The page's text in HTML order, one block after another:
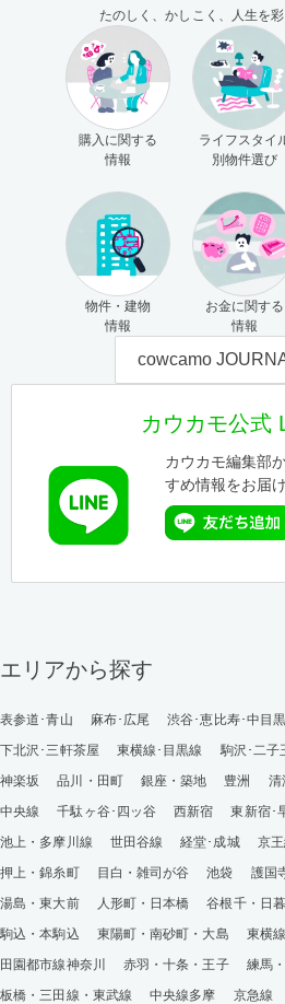
たのしく、かしこく、人生を
購入に関する
情報
ライフスタイ
別物件選び
物件・建物
情報
お金に関する
情報
cowcamo
カウカモ公式
カウカモ編集部
すめ情報をお届
エリアから探す
表参道･青山 麻布･広尾 渋谷･恵比寿･中目黒
下北沢･三軒茶屋
東横線･目黒線 駒沢･二子
神楽坂
品川・田町 銀座・築地 豊洲 清
中央線
千駄ヶ谷･四ッ谷 西新宿 東新宿･
池上・多摩川線
世田谷線 経堂･成城 京
押上・錦糸町
目白・雑司が谷 池袋 護国
湯島・東大前
人形町・日本橋 谷根千・日
駒込・本駒込
東陽町・南砂町・大島 東横
田園都市線神奈川
赤羽・十条・王子
練馬
板橋・三田線・東武線
中央線多摩 京急線